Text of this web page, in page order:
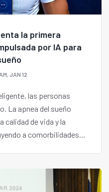
la primera
por IA para
JAN 12
las personas
La apnea del sueño
de vida y la
a comorbilidades